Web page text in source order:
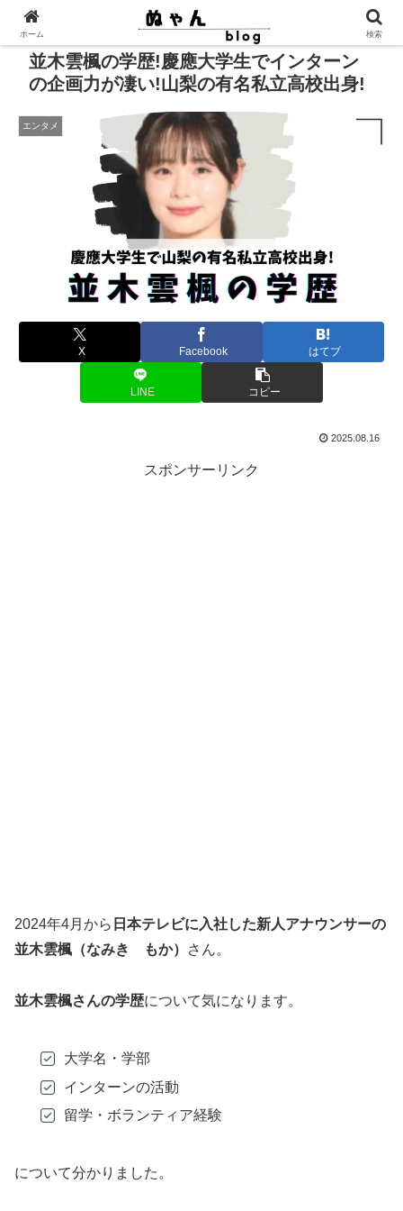
並木雲楓の学歴!慶應大学生でインターン
の企画力が凄い!山梨の有名私立高校出身!
エンタメ
X Facebook はてブ
LINE コピー
2025.08.16
スポンサーリンク
2024年4月から 日本テレビに入社した新人アナウンサーの
並木雲楓（なみき もか）
さん。
並木雲楓さんの学歴について気になります。
大学名・学部
インターンの活動
留学・ボランティア経験
について分かりました。
ホーム 検索